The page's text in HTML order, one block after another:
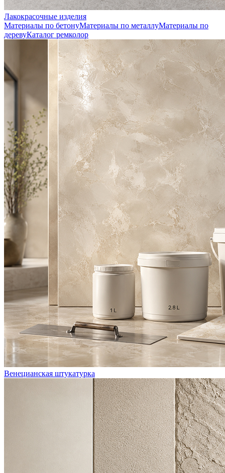
Лакокрасочные изделия
Материалы по бетонуМатериалы по металлуМатериалы по
деревуКаталог ремколор
Венецианская штукатурка